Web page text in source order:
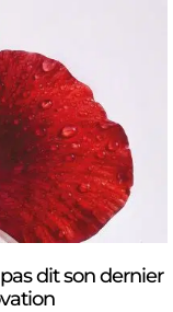
dit son dernier